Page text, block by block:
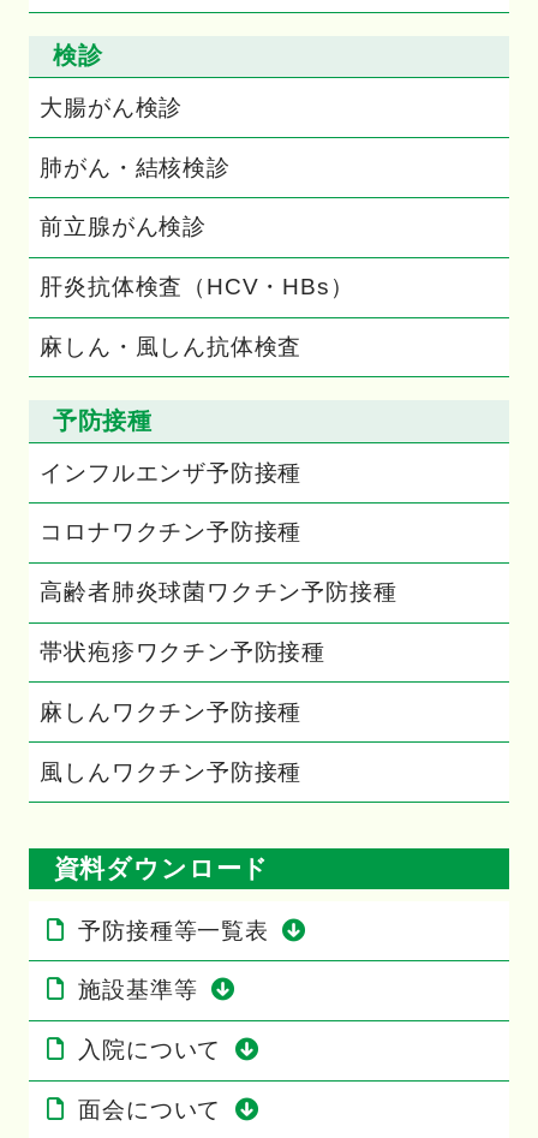
検診
大腸がん検診
肺がん・結核検診
前立腺がん検診
肝炎抗体検査（HCV・HBs）
麻しん・風しん抗体検査
予防接種
インフルエンザ予防接種
コロナワクチン予防接種
高齢者肺炎球菌ワクチン予防接種
帯状疱疹ワクチン予防接種
麻しんワクチン予防接種
風しんワクチン予防接種
資料ダウンロード
予防接種等一覧表
施設基準等
入院について
面会について